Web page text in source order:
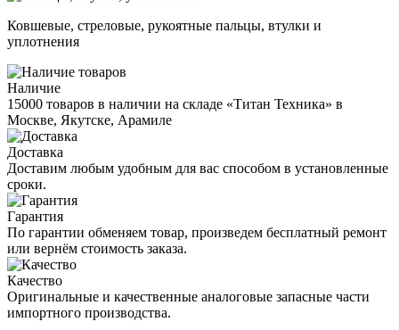
Ковшевые, стреловые, рукоятные пальцы, втулки и
уплотнения
Наличие
15000 товаров в наличии на складе «Титан Техника» в
Москве, Якутске, Арамиле
Доставка
Доставим любым удобным для вас способом в установленные
сроки.
Гарантия
По гарантии обменяем товар, произведем бесплатный ремонт
или вернём стоимость заказа.
Качество
Оригинальные и качественные аналоговые запасные части
импортного производства.